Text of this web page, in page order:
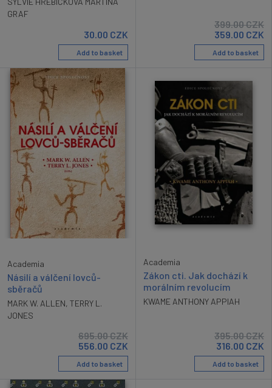
GRAF
30.00 CZK
Add to basket
399.00CZK
359.00 CZK
Add to basket
Academia
Násilí a válčení lovců-
sběračů
MARK W. ALLEN, TERRY L.
JONES
695.00CZK
556.00 CZK
Add to basket
Academia
Zákon cti. Jak dochází k
morálním revolucím
KWAME ANTHONY APPIAH
395.00CZK
316.00 CZK
Add to basket